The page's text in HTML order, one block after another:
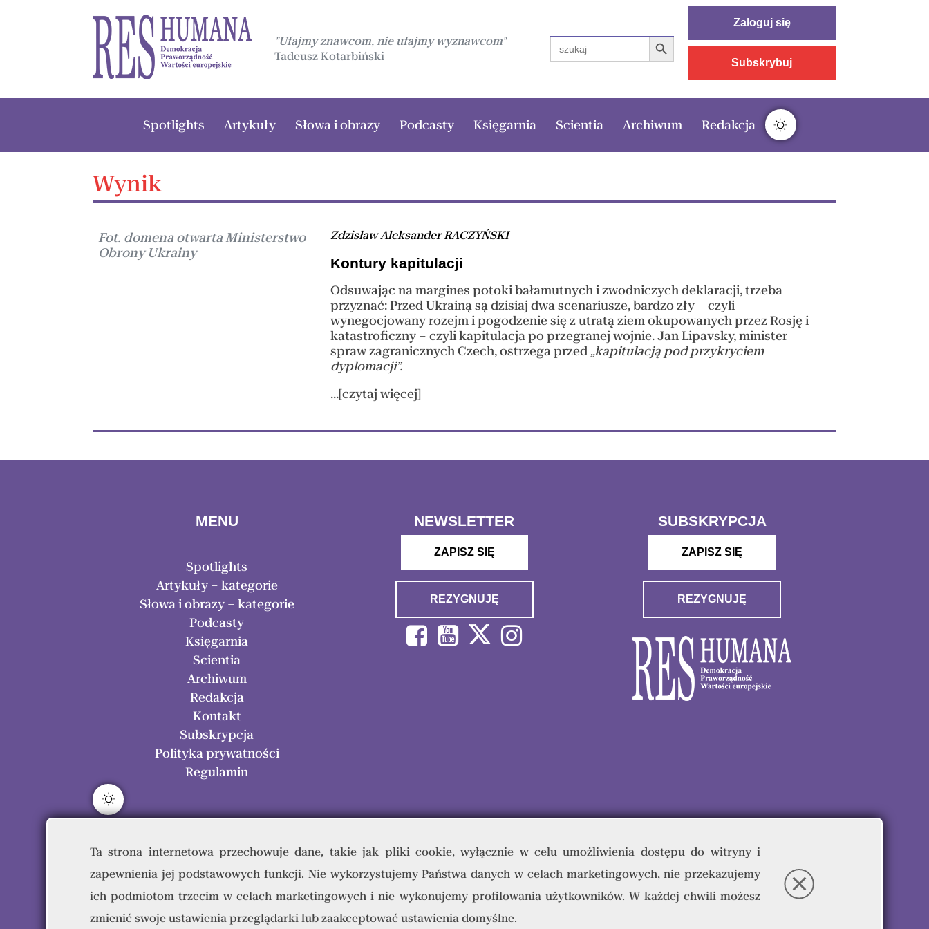
"Ufajmy znawcom, nie ufajmy wyznawcom"
Tadeusz Kotarbiński
Search
for:
Search Button
Zaloguj się
Subskrybuj
Spotlights Artykuły Słowa i obrazy Podcasty Księgarnia Scientia Archiwum Redakcja
Wynik
Fot. domena otwarta Ministerstwo
Obrony Ukrainy
Zdzisław Aleksander RACZYŃSKI
Kontury kapitulacji
Odsuwając na margines potoki bałamutnych i zwodniczych deklaracji, trzeba
przyznać: Przed Ukrainą są dzisiaj dwa scenariusze, bardzo zły – czyli
wynegocjowany rozejm i pogodzenie się z utratą ziem okupowanych przez Rosję i
katastroficzny – czyli kapitulacja po przegranej wojnie. Jan Lipavsky, minister
spraw zagranicznych Czech, ostrzega przed „kapitulacją pod przykryciem
dyplomacji”.
...[czytaj więcej]
MENU
Spotlights
Artykuły – kategorie
Słowa i obrazy – kategorie
Podcasty
Księgarnia
Scientia
Archiwum
Redakcja
Kontakt
Subskrypcja
Polityka prywatności
Regulamin
NEWSLETTER
ZAPISZ SIĘ
REZYGNUJĘ
SUBSKRYPCJA
ZAPISZ SIĘ
REZYGNUJĘ
Ta strona internetowa przechowuje dane, takie jak pliki cookie, wyłącznie w celu umożliwienia dostępu do witryny i
zapewnienia jej podstawowych funkcji. Nie wykorzystujemy Państwa danych w celach marketingowych, nie przekazujemy
ich podmiotom trzecim w celach marketingowych i nie wykonujemy profilowania użytkowników. W każdej chwili możesz
zmienić swoje ustawienia przeglądarki lub zaakceptować ustawienia domyślne.